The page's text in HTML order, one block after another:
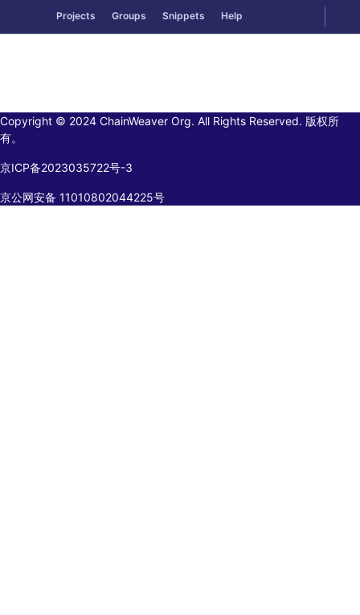
Skip to content
Projects Groups Snippets Help
Copyright © 2024 ChainWeaver Org. All Rights Reserved. 版权所
有。
京ICP备2023035722号-3
京公网安备 11010802044225号